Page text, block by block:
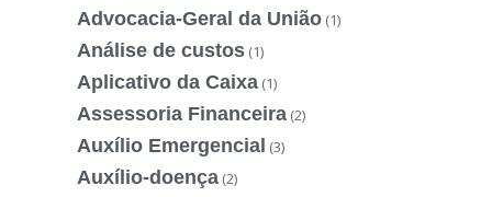
Advocacia-Geral da União (1)
Análise de custos (1)
Aplicativo da Caixa (1)
Assessoria Financeira (2)
Auxílio Emergencial (3)
Auxílio-doença (2)